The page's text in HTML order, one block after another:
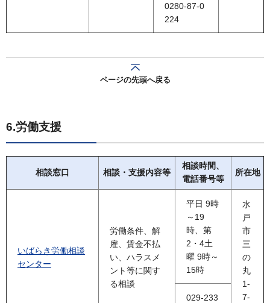
0280-87-0
224
ページの先頭へ戻る
6.労働支援
相談窓口 相談・支援内容等
相談時間、
電話番号等
所在地
いばらき労働相談
センター
労働条件、解
雇、賃金不払
い、ハラスメ
ント等に関す
る相談
平日 9時
～19
時、第
2・4土
曜 9時～
15時
水
戸
市
三
の
丸
1-
7-
029-233